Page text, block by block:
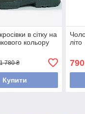
в сітку на
кольору
780 ₴
Купити
літо
790